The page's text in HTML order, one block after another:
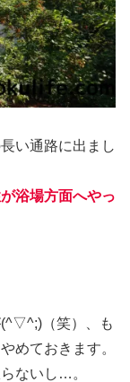
い通路に出まし
浴場方面へやっ
（笑）、も
めておきます。
ないし…。